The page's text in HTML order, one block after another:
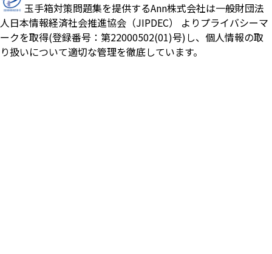
玉手箱対策問題集を提供するAnn株式会社は一般財団法
人日本情報経済社会推進協会（JIPDEC） よりプライバシーマ
ークを取得(登録番号：第22000502(01)号)し、個人情報の取
り扱いについて適切な管理を徹底しています。